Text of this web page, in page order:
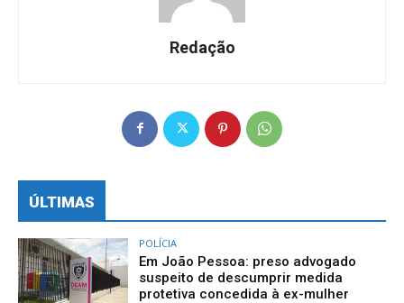
Redação
ÚLTIMAS
POLÍCIA
Em João Pessoa: preso advogado
suspeito de descumprir medida
protetiva concedida à ex-mulher